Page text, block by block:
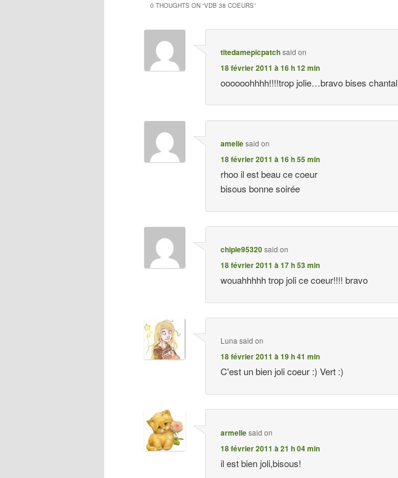
0 THOUGHTS ON “VDB 38 COEURS”
titedamepicpatchsaid on
18 février 2011 à 16 h 12 min
oooooohhhh!!!!trop jolie…bravo bises chantal
ameliesaid on
18 février 2011 à 16 h 55 min
rhoo il est beau ce coeur
bisous bonne soirée
chipie95320said on
18 février 2011 à 17 h 53 min
wouahhhhh trop joli ce coeur!!!! bravo
Lunasaid on
18 février 2011 à 19 h 41 min
C'est un bien joli coeur :) Vert :)
armellesaid on
18 février 2011 à 21 h 04 min
il est bien joli,bisous!